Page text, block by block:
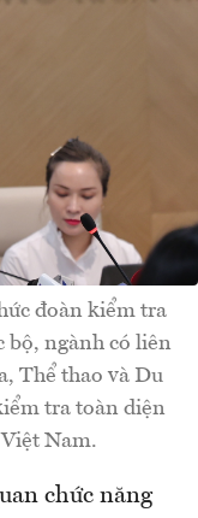
đoàn kiểm tra
bộ, ngành có liên
Thể thao và Du
tra toàn diện
Nam.
chức năng